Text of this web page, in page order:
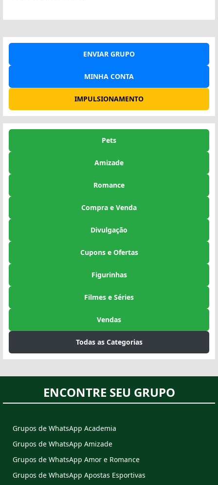
ENVIAR GRUPO
MINHA CONTA
IMPULSIONAMENTO
Pets
Amizade
Romance
Compra e Venda
Divulgação
Cupons e Ofertas
Figurinhas
Filmes e Séries
Vendas
Todas as Categorias
ENCONTRE SEU GRUPO
Grupos de WhatsApp Academia
Grupos de WhatsApp Amizade
Grupos de WhatsApp Amor e Romance
Grupos de WhatsApp Apostas Esportivas